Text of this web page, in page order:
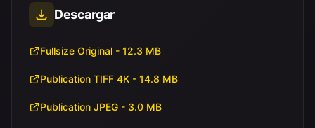
Descargar
Fullsize Original - 12.3 MB
Publication TIFF 4K - 14.8 MB
Publication JPEG - 3.0 MB